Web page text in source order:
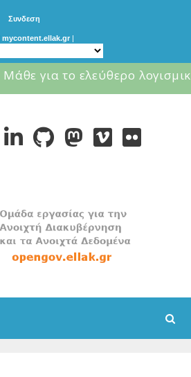
Συνδεση
mycontent.ellak.gr |
Μάθε για το ελεύθερο
Search